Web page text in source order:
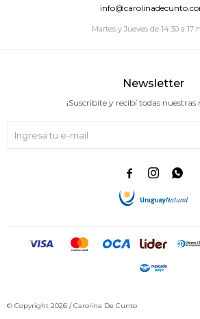
Martes y Jueves de 14:30 a 17
Newsletter
¡Suscribite y recibí todas nuestras
  
© Copyright 2026 / Carolina De Cunto